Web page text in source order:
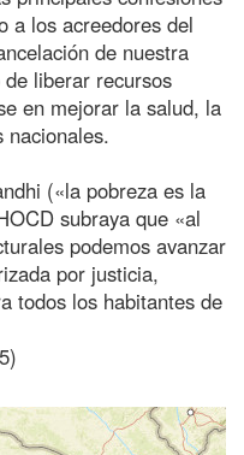
a los acreedores del
de nuestra
liberar recursos
en mejorar la salud, la
nacionales.
(«la pobreza es la
subraya que «al
podemos avanzar
por justicia,
todos los habitantes de